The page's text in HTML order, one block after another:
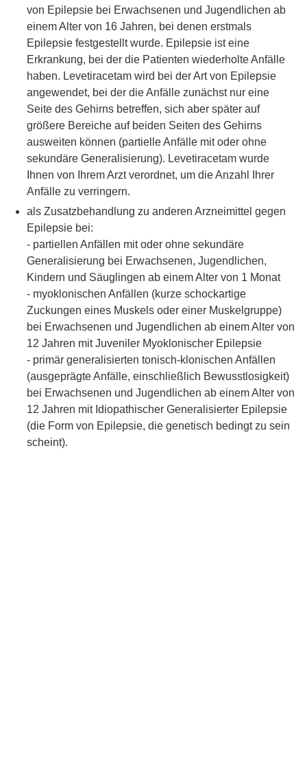
von Epilepsie bei Erwachsenen und Jugendlichen ab
einem Alter von 16 Jahren, bei denen erstmals
Epilepsie festgestellt wurde. Epilepsie ist eine
Erkrankung, bei der die Patienten wiederholte Anfälle
haben. Levetiracetam wird bei der Art von Epilepsie
angewendet, bei der die Anfälle zunächst nur eine
Seite des Gehirns betreffen, sich aber später auf
größere Bereiche auf beiden Seiten des Gehirns
ausweiten können (partielle Anfälle mit oder ohne
sekundäre Generalisierung). Levetiracetam wurde
Ihnen von Ihrem Arzt verordnet, um die Anzahl Ihrer
Anfälle zu verringern.
als Zusatzbehandlung zu anderen Arzneimittel gegen
Epilepsie bei:
- partiellen Anfällen mit oder ohne sekundäre
Generalisierung bei Erwachsenen, Jugendlichen,
Kindern und Säuglingen ab einem Alter von 1 Monat
- myoklonischen Anfällen (kurze schockartige
Zuckungen eines Muskels oder einer Muskelgruppe)
bei Erwachsenen und Jugendlichen ab einem Alter von
12 Jahren mit Juveniler Myoklonischer Epilepsie
- primär generalisierten tonisch-klonischen Anfällen
(ausgeprägte Anfälle, einschließlich Bewusstlosigkeit)
bei Erwachsenen und Jugendlichen ab einem Alter von
12 Jahren mit Idiopathischer Generalisierter Epilepsie
(die Form von Epilepsie, die genetisch bedingt zu sein
scheint).